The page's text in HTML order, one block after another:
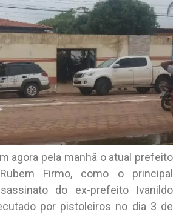
agora pela manhã o atual prefeito
Firmo, como o principal
do ex-prefeito Ivanildo
por pistoleiros no dia 3 de